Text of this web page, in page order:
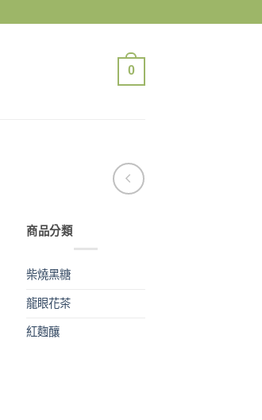
0
商品分類
柴燒黑糖
龍眼花茶
紅麴釀